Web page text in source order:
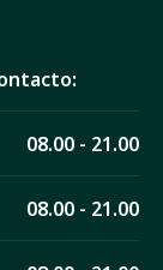
08.00 - 21.00
08.00 - 21.00